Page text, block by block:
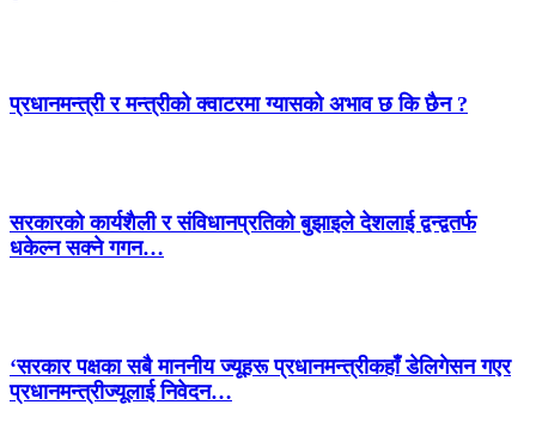
प्रधानमन्त्री र मन्त्रीको क्वाटरमा ग्यासको अभाव छ कि छैन ?
सरकारको कार्यशैली र संविधानप्रतिको बुझाइले देशलाई द्वन्द्वतर्फ
धकेल्न सक्ने गगन…
‘सरकार पक्षका सबै माननीय ज्यूहरू प्रधानमन्त्रीकहाँ डेलिगेसन गएर
प्रधानमन्त्रीज्यूलाई निवेदन…